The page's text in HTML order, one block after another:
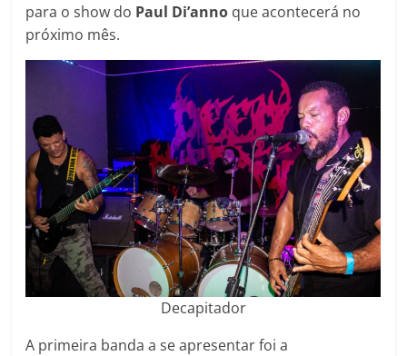
para o show do Paul Di’anno que acontecerá no
próximo mês.
Decapitador
A primeira banda a se apresentar foi a